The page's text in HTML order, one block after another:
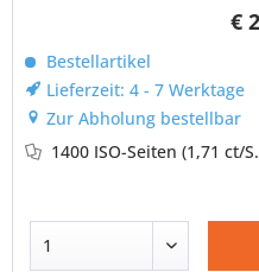
€
Bestellartikel
Lieferzeit: 4 - 7 Werktage
Zur Abholung bestellbar
1400 ISO-Seiten(1,71 ct/